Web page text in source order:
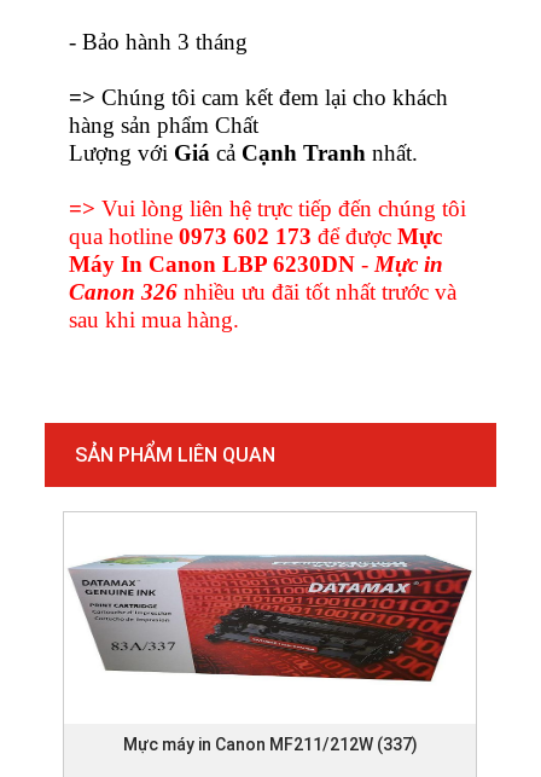
- Bảo hành 3 tháng
=> Chúng tôi cam kết đem lại cho khách
hàng sản phẩm Chất
Lượng với Giá cả Cạnh Tranh nhất.
=> Vui lòng liên hệ trực tiếp đến chúng tôi
qua hotline0973 602 173 để đượcMực
Máy In Canon LBP 6230DN - Mực in
Canon 326 nhiều ưu đãi tốt nhất trước và
sau khi mua hàng.
SẢN PHẨM LIÊN QUAN
Mực máy in Canon MF211/212W (337)